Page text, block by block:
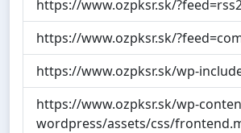
https://www.ozpksr.sk/
https://www.ozpksr.sk/
https://www.ozpksr.sk/wp-
https://www.ozpksr.sk/wp-
wordpress/assets/css/